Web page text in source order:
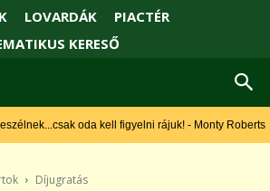
LOVARDÁK
PIACTÉR
KERESŐ
oda kell figyelni rájuk! - Monty Roberts
Díjugratás